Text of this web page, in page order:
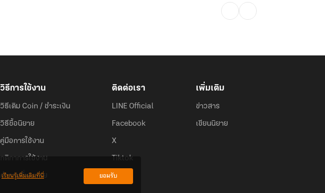
วิธีการใช้งาน
วิธีเติม Coin / ชำระเงิน
วิธีซื้อนิยาย
คู่มือการใช้งาน
กติกาการใช้งาน
คำถามที่พบบ่อย
ติดต่อเรา
LINE Official
Facebook
X
Tiktok
เพิ่มเติม
ข่าวสาร
เขียนนิยาย
เรียนรู้เพิ่มเติมที่นี่ ยอมรับ